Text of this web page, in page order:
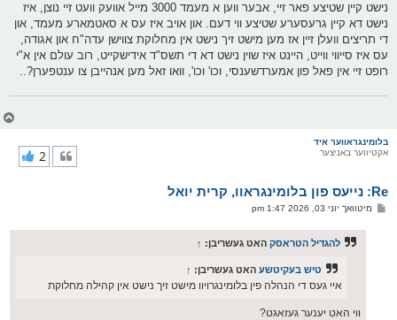
נישט קיין שטיצע פאר זיי, אבער ווען א מעמד 3000 מייל אוועק וועט זיי נוצן, איז
נישט דא קיין גרעסערע שטיצע ווי דעם. און אויב איז עס א סאטמארע מעמד, און
די תריצים וועלן זיין אז מען מישט זיך נישט אין מחלוקת צווישן עדה"ח און אגודה,
עס איז סייווי ווייט, היינט איז שוין נישט דא די תשס"ד אידישקייט, רוב עולם אין א"י
רופט זיי אין פאל פון אמערדשענסי, וכו' וכו', וואו זאל מען אנהייבן צו ענטפערן?..
בלומינגראווער איד
אקטיווער באניצער
Re: נייעס פון בלומינגראוו, קרית יואל
2
פמיטוואך יוני 03, 2026 1:47 pm
להגדיל הטראסק האט געשריבן: ↑
טיש בעקיטשע האט געשריבן: ↑
איי געס די הנהלה פין בלומינגרויוו מישט זיך נישט אין קהילה מחלוקת
ווי האט יענער געזאגט?